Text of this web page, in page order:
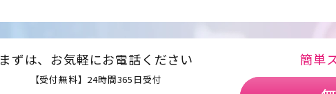
まずは、お気軽にお電話ください
【受付無料】24時間365日受付
簡単